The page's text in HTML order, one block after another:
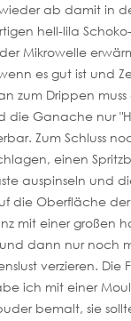
ab damit in
hell-lila
Mikrowelle
es gut ist und
zum Drippen
die Ganache nur
Zum Schluss
einen
auspinseln und
die Oberfläche der
mit einer großen
dann nur noch
verzieren. Die
ich mit einer
bemalt, sie